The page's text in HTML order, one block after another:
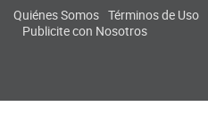
Quiénes Somos Términos de Uso
Publicite con Nosotros